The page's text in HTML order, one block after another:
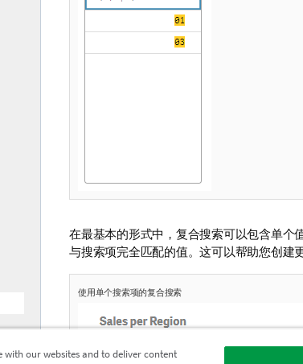
在最基本的形式中，复合搜索可以包含单个
与搜索项完全匹配的值。这可以帮助您创建
使用单个搜索项的复合搜索
with our websites and to deliver content